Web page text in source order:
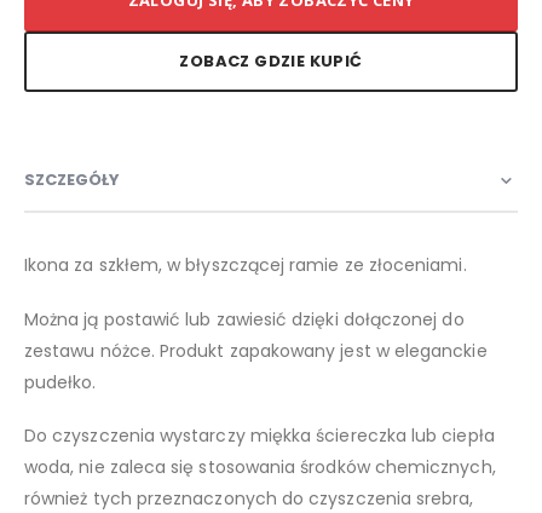
ZOBACZ GDZIE KUPIĆ
SZCZEGÓŁY
Ikona za szkłem, w błyszczącej ramie ze złoceniami.
Można ją postawić lub zawiesić dzięki dołączonej do
zestawu nóżce. Produkt zapakowany jest w eleganckie
pudełko.
Do czyszczenia wystarczy miękka ściereczka lub ciepła
woda, nie zaleca się stosowania środków chemicznych,
również tych przeznaczonych do czyszczenia srebra,